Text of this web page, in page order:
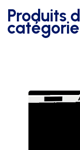
Produits
catégorie